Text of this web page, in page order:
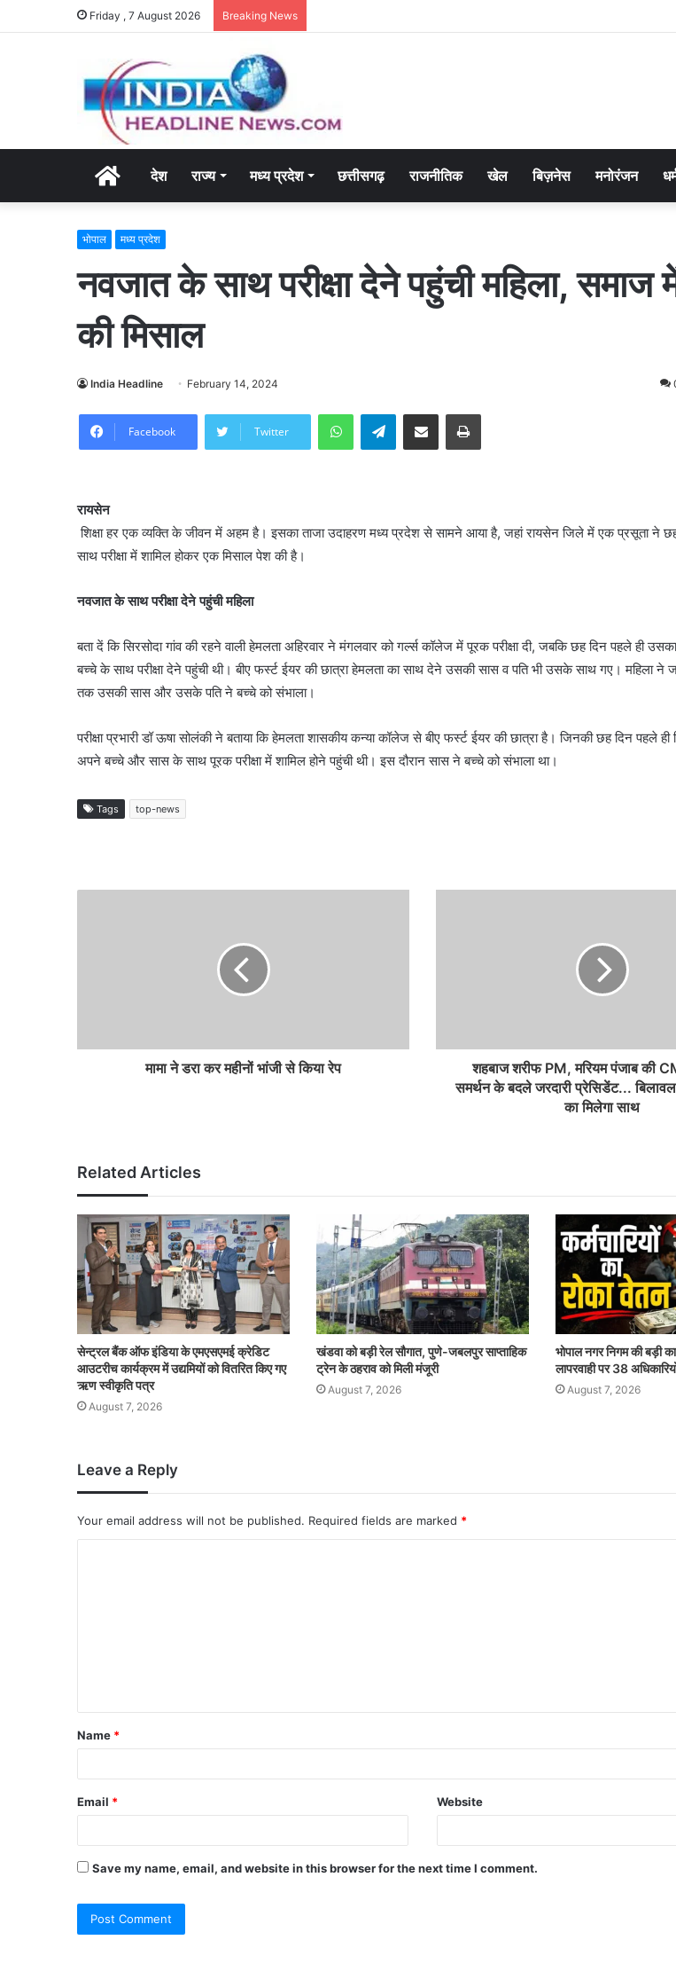
Friday , 7 August 2026 Breaking News
Homeदेश राज्य मध्य प्रदेश छत्तीसगढ़ राजनीतिक खेल बिज़नेस मनोरंजन
भोपाल मध्य प्रदेश
नवजात के साथ परीक्षा देने पहुंची महिला, समाज
की मिसाल
India Headline February 14, 2024
Facebook Twitter
WhatsAppTelegramShare via Email Print
रायसेन
शिक्षा हर एक व्यक्ति के जीवन में अहम है। इसका ताजा उदाहरण मध्य प्रदेश से सामने आया है, जहां रायसेन जिले में एक प्रसूता ने
साथ परीक्षा में शामिल होकर एक मिसाल पेश की है।
नवजात के साथ परीक्षा देने पहुंची महिला
बता दें कि सिरसोदा गांव की रहने वाली हेमलता अहिरवार ने मंगलवार को गर्ल्स कॉलेज में पूरक परीक्षा दी, जबकि छह दिन पहले ही
बच्चे के साथ परीक्षा देने पहुंची थी। बीए फर्स्ट ईयर की छात्रा हेमलता का साथ देने उसकी सास व पति भी उसके साथ गए। महिला ने
तक उसकी सास और उसके पति ने बच्चे को संभाला।
परीक्षा प्रभारी डॉ ऊषा सोलंकी ने बताया कि हेमलता शासकीय कन्या कॉलेज से बीए फर्स्ट ईयर की छात्रा है। जिनकी छह दिन पहले ही
अपने बच्चे और सास के साथ पूरक परीक्षा में शामिल होने पहुंची थी। इस दौरान सास ने बच्चे को संभाला था।
Tags top-news
मामा ने डरा कर महीनों भांजी से किया रेप
शहबाज शरीफ PM, मरियम पंजाब की
समर्थन के बदले जरदारी प्रेसिडेंट... बिलावल
का मिलेगा साथ
Related Articles
सेन्ट्रल बैंक ऑफ इंडिया के एमएसएमई क्रेडिट
आउटरीच कार्यक्रम में उद्यमियों को वितरित किए गए
ऋण स्वीकृति पत्र
August 7, 2026
खंडवा को बड़ी रेल सौगात, पुणे-जबलपुर साप्ताहिक
ट्रेन के ठहराव को मिली मंजूरी
August 7, 2026
भोपाल नगर निगम की बड़ी
लापरवाही पर 38
August 7, 2026
Leave a Reply
Your email address will not be published. Required fields are marked *
Name *
Email * Website
Save my name, email, and website in this browser for the next time I comment.